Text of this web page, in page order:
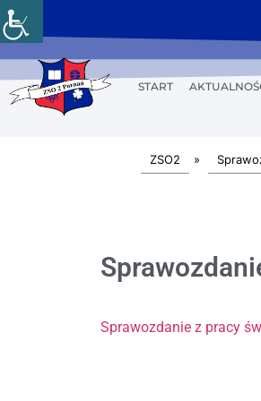
START
ZSO2 »
Sprawozdanie z pracy